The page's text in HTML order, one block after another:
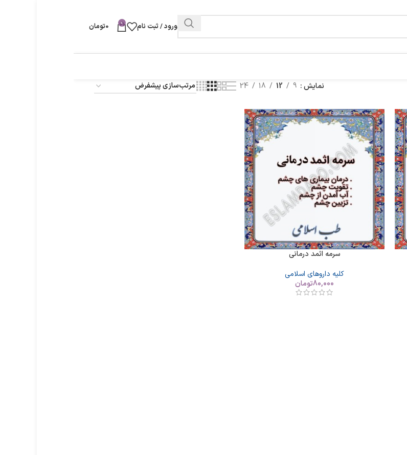
ورود / ثبت نام 0
0تومان
نمایش 9
12
18
24
سرمه اثمد درمانی
کلیه داروهای اسلامی
80,000تومان